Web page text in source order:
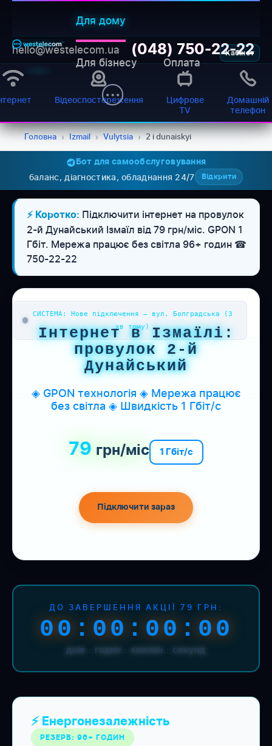
Для дому
Для бізнесу Оплата
Кабінет
hello@westelecom.ua (048) 750-22-22
Відеоспостереження
Цифрове
TV
Домашній
телефон
Головна › Izmail › Vulytsia › 2 i dunaiskyi
Бот для самообслуговування
баланс, діагностика, обладнання 24/7 Відкрити
⚡ Коротко: Підключити інтернет на провулок
2-й Дунайський Ізмаїл від 79 грн/міс. GPON 1
Гбіт. Мережа працює без світла 96+ годин ☎
750-22-22
СИСТЕМА: Нове підключення — вул. Болградська (3
хв тому)
Інтернет в Ізмаїлі:
провулок 2-й
Дунайський
◈ GPON технологія ◈ Мережа працює
без світла ◈ Швидкість 1 Гбіт/с
79 грн/міс 1 Гбіт/с
Підключити зараз
ДО ЗАВЕРШЕННЯ АКЦІЇ 79 ГРН:
00:00:00:00
днів : годин : хвилин : секунд
⚡ Енергонезалежність
РЕЗЕРВ: 96+ ГОДИН
WESTELECOM
Онлайн-підтримка